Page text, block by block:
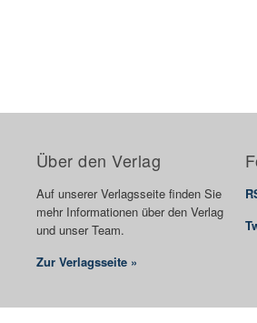
Über den Verlag
Auf unserer Verlagsseite finden Sie
mehr Informationen über den Verlag
und unser Team.
Zur Verlagsseite »